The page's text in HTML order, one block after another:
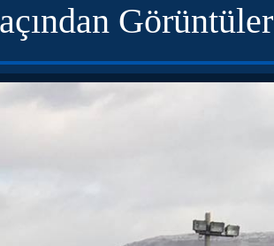
Görüntüler